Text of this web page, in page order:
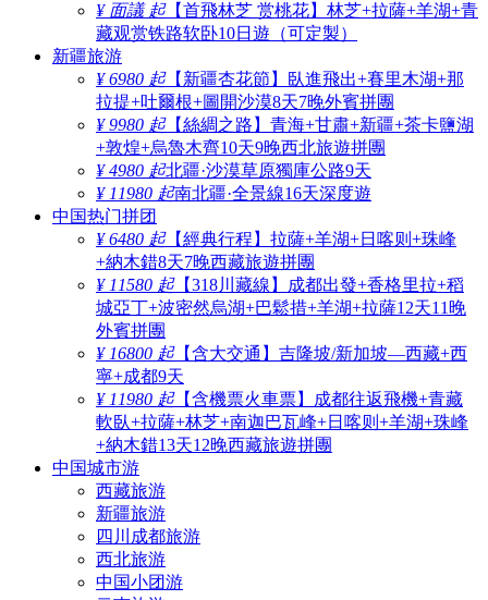
¥ 面議 起【首飛林芝 赏桃花】林芝+拉薩+羊湖+青
藏观赏铁路软卧10日遊（可定製）
新疆旅游
¥ 6980 起【新疆杏花節】臥進飛出+賽里木湖+那
拉提+吐爾根+圖開沙漠8天7晚外賓拼團
¥ 9980 起【絲綢之路】青海+甘肅+新疆+茶卡鹽湖
+敦煌+烏魯木齊10天9晚西北旅遊拼團
¥ 4980 起北疆·沙漠草原獨庫公路9天
¥ 11980 起南北疆·全景線16天深度遊
中国热门拼团
¥ 6480 起【經典行程】拉薩+羊湖+日喀则+珠峰
+納木錯8天7晚西藏旅遊拼團
¥ 11580 起【318川藏線】成都出發+香格里拉+稻
城亞丁+波密然烏湖+巴鬆措+羊湖+拉薩12天11晚
外賓拼團
¥ 16800 起【含大交通】吉隆坡/新加坡—西藏+西
寧+成都9天
¥ 11980 起【含機票火車票】成都往返飛機+青藏
軟臥+拉薩+林芝+南迦巴瓦峰+日喀则+羊湖+珠峰
+納木錯13天12晚西藏旅遊拼團
中国城市游
西藏旅游
新疆旅游
四川成都旅游
西北旅游
中国小团游